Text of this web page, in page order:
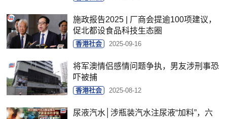
施政报告2025 | 厂商会提逾100项建议，
促北都设食品科技生态圈
香港社会 2025-09-16
将军澳情侣感情问题争执，男友涉刑事恐
吓被捕
香港社会 2025-08-12
尿液汽水│涉瓶装汽水注尿液“加料”，六